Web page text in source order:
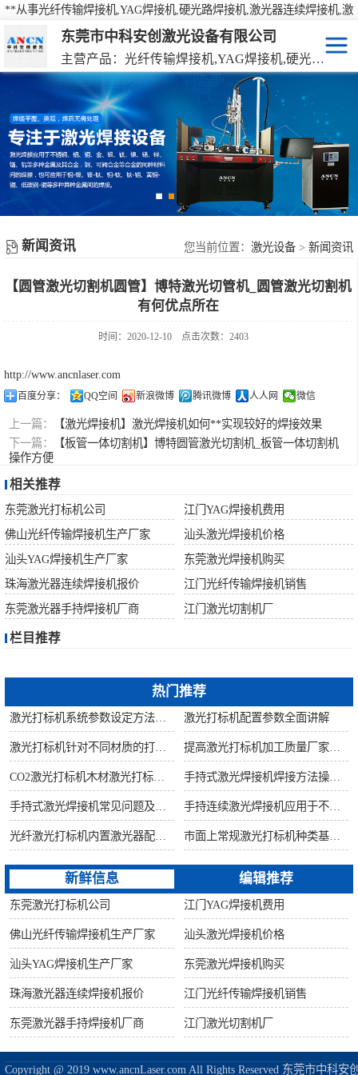
**从事光纤传输焊接机,YAG焊接机,硬光路焊接机,激光器连续焊接机,激
光焊接机,激光打标机,激光切割机等产品的研发、生产、销售
东莞市中科安创激光设备有限公司
主营产品：光纤传输焊接机,YAG焊接机,硬光路焊接机,激光器连续焊接机
新闻资讯 您当前位置： 激光设备 > 新闻资讯
【圆管激光切割机圆管】博特激光切管机_圆管激光切割机
有何优点所在
时间：2020-12-10 点击次数：2403
http://www.ancnlaser.com
百度分享： QQ空间 新浪微博 腾讯微博 人人网 微信
上一篇：
【激光焊接机】激光焊接机如何**实现较好的焊接效果
下一篇：
【板管一体切割机】博特圆管激光切割机_板管一体切割机
操作方便
相关推荐
东莞激光打标机公司
江门YAG焊接机费用
佛山光纤传输焊接机生产厂家
汕头激光焊接机价格
汕头YAG焊接机生产厂家
东莞激光焊接机购买
珠海激光器连续焊接机报价
江门光纤传输焊接机销售
东莞激光器手持焊接机厂商
江门激光切割机厂
栏目推荐
热门推荐
激光打标机配置参数全面讲解
新鲜信息 编辑推荐
东莞激光打标机公司 江门YAG焊接机费用
佛山光纤传输焊接机生产厂家 汕头激光焊接机价格
汕头YAG焊接机生产厂家 东莞激光焊接机购买
珠海激光器连续焊接机报价 江门光纤传输焊接机销售
东莞激光器手持焊接机厂商 江门激光切割机厂
Copyright @ 2019 www.ancnLaser.com All Rights Reserved 东莞市中科
激光焊接机
激光打标机
激光切割机
YAG硬光路激光焊接机
光纤传输激光焊接机
光纤激光器连续焊接机
机械手激光焊接机
手持激光焊接机